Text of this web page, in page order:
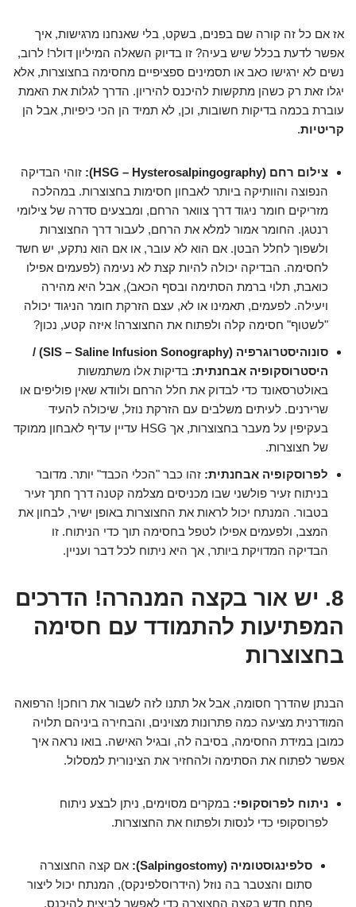
אז אם כל זה קורה שם בפנים, בשקט, בלי שאנחנו מרגישות, איך
אפשר לדעת בכלל שיש בעיה? זו בדיוק השאלה המיליון דולר! לרוב,
נשים לא ירגישו כאב או תסמינים ספציפיים מחסימה בחצוצרות, אלא
יגלו זאת רק כשהן מתקשות להיכנס להיריון. הדרך לגלות את האמת
עוברת בכמה בדיקות חשובות, וכן, לא תמיד הן הכי כיפיות, אבל הן
קריטיות.
צילום רחם (HSG – Hysterosalpingography):
זוהי הבדיקה
הנפוצה והוותיקה ביותר לאבחון חסימות בחצוצרות. במהלכה
מזריקים חומר ניגוד דרך צוואר הרחם, ומבצעים סדרה של צילומי
רנטגן. החומר אמור למלא את הרחם, לעבור דרך החצוצרות
ולשפוך לחלל הבטן. אם הוא לא עובר, או אם הוא נתקע, יש חשד
לחסימה. הבדיקה יכולה להיות קצת לא נעימה (לפעמים אפילו
כואבת, תלוי ברמת הסתימה ובסף הכאב), אבל היא מהירה
ויעילה. לפעמים, תאמינו או לא, עצם הזרקת חומר הניגוד יכולה
"לשטוף" חסימה קלה ולפתוח את החצוצרה! איזה קטע, נכון?
סונוהיסטרוגרפיה (SIS – Saline Infusion Sonography) /
היסטרוסקופיה אבחנתית: בדיקות אלו משתמשות
באולטרסאונד כדי לבדוק את חלל הרחם ולוודא שאין פוליפים או
שרירנים. לעיתים משלבים עם הזרקת נוזל, שיכולה להעיד
בעקיפין על מעבר בחצוצרות, אך HSG עדיין עדיף לאבחון ממוקד
של חצוצרות.
לפרוסקופיה אבחנתית: זהו כבר "הכלי הכבד" יותר. מדובר
בניתוח זעיר פולשני שבו מכניסים מצלמה קטנה דרך חתך זעיר
בטבור. המנתח יכול לראות את החצוצרות באופן ישיר, לבחון את
המצב, ולפעמים אפילו לטפל בחסימה תוך כדי הניתוח. זו
הבדיקה המדויקת ביותר, אך היא ניתוח לכל דבר ועניין.
8. יש אור בקצה המנהרה! הדרכים
המפתיעות להתמודד עם חסימה
בחצוצרות
הבנתן שהדרך חסומה, אבל אל תתנו לזה לשבור את רוחכן! הרפואה
המודרנית מציעה כמה פתרונות מצוינים, והבחירה ביניהם תלויה
כמובן במידת החסימה, בסיבה לה, ובגיל האישה. בואו נראה איך
אפשר לפתוח את הסתימה ולהחזיר את הצינורית למסלול.
ניתוח לפרוסקופי: במקרים מסוימים, ניתן לבצע ניתוח
לפרוסקופי כדי לנסות ולפתוח את החצוצרות.
סלפינגוסטומיה (Salpingostomy):
אם קצה החצוצרה
סתום והצטבר בה נוזל (הידרוסלפינקס), המנתח יכול ליצור
פתח חדש בקצה החצוצרה כדי לאפשר לביצית להיכנס.